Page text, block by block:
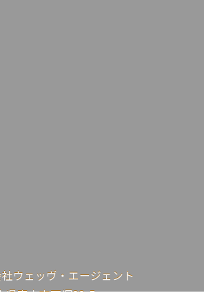
ウェッヴ・エージェント
富山市下堀88-5